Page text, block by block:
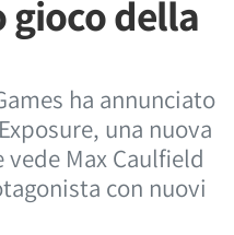
gioco della
ha annunciato
una nuova
Max Caulfield
con nuovi